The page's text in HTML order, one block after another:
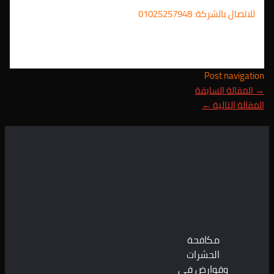
للاتصال بالشركة: 01025257948
Post navigation
→المقالة السابقة
المقالة التالية←
مكافحة
الحشرات
وقوارض في